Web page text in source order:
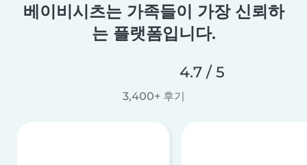
베이비시츠는 가족들이 가장 신뢰하
는 플랫폼입니다.
4.7 / 5
3,400+ 후기